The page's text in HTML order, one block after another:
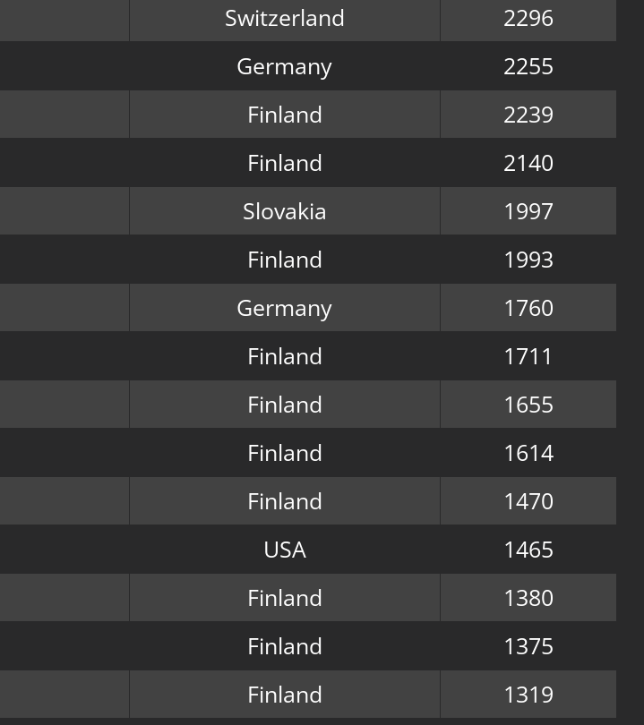
Switzerland
2296
Germany
2255
Finland
2239
Finland
2140
Slovakia
1997
Finland
1993
Germany
1760
Finland
1711
Finland
1655
Finland
1614
Finland
1470
USA
1465
Finland
1380
Finland
1375
Finland
1319